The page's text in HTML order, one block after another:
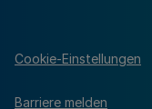
Cookie-Einstellungen
Barriere melden